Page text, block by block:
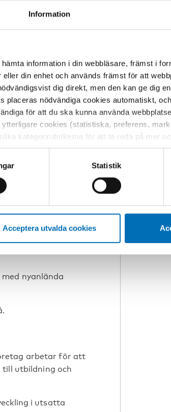
Information
information i din webbläsare, främst i
din enhet och används främst för att
dig direkt, men den kan ge dig
placeras nödvändiga cookies automatiskt,
för att du ska kunna använda
cookies (statistiska, preferens,
kategorirubrikerna för att ta reda på mer
av cookies kan påverka din upplevelse av
och accepterat användningen av cookies
Statistik
Acceptera utvalda cookies
i
som står allra
utbildningar och
i utsatta
frivillige
lande og også i det
kvinder i
nyanlända
arbetar för att
utbildning och
i utsatta